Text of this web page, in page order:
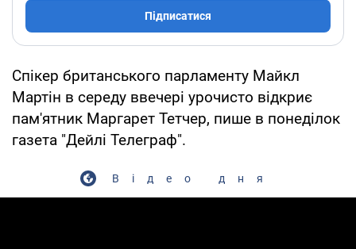
Підписатися
Спікер британського парламенту Майкл
Мартін в середу ввечері урочисто відкриє
пам'ятник Маргарет Тетчер, пише в понеділок
газета "Дейлі Телеграф".
Відео дня